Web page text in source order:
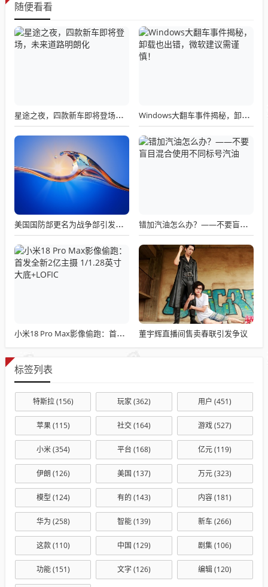
随便看看
星途之夜，四款新车即将登场，未来道路明朗化 Windows大翻车事件揭秘，卸载也出错，微软建议需谨慎！
美国国防部更名为战争部引发关注热议 错加汽油怎么办？——不要盲目混合使用不同标号汽油
小米18 Pro Max影像偷跑：首发全新2亿主摄 1/1.28英寸大底+LOFIC 董宇辉直播间售卖春联引发争议
标签列表
特斯拉(156) 玩家(362) 用户 (451)
苹果(115) 社交(164) 游戏(527)
小米(354) 平台 (168) 亿元(119)
伊朗 (126) 美国 (137) 万元(323)
模型 (124) 有的 (143) 内容(181)
华为 (258) 智能(139) 新车(266)
这款(110) 中国 (129) 剧集(106)
功能(151) 文字(126) 编辑(120)